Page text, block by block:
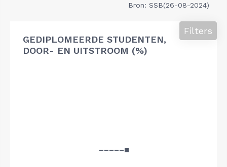
Bron: SSB(26-08-2024)
GEDIPLOMEERDE STUDENTEN,
DOOR- EN UITSTROOM (%)
Filters